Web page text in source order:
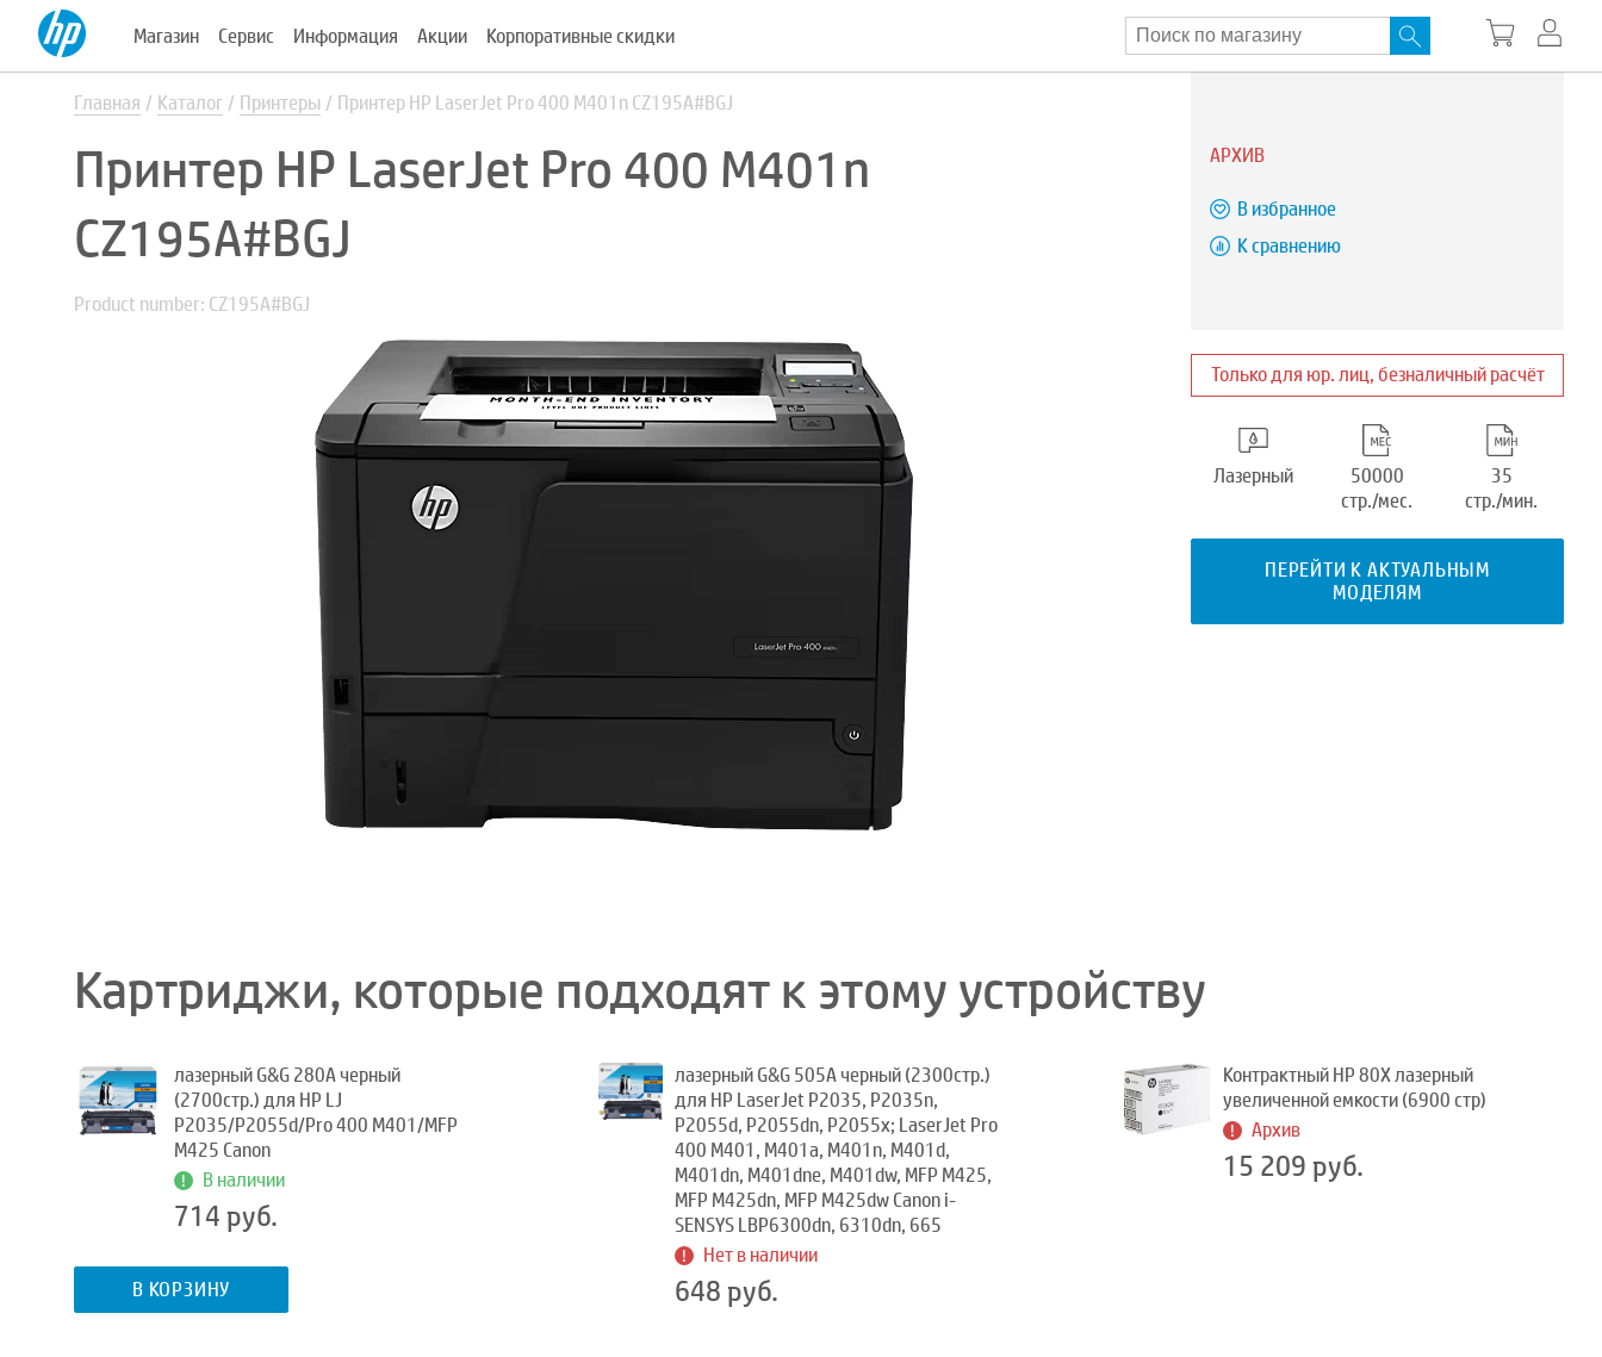
Магазин Сервис Информация Акции Корпоративные скидки
Главная Каталог Принтеры Принтер HP LaserJet Pro 400 M401n CZ195A#BGJ
Принтер HP LaserJet Pro 400 M401n
CZ195A#BGJ
Product number: CZ195A#BGJ
АРХИВ
В избранное
К сравнению
Только для юр. лиц, безналичный расчёт
Лазерный
50000
стр./мес.
35
стр./мин.
ПЕРЕЙТИ К АКТУАЛЬНЫМ
МОДЕЛЯМ
Картриджи, которые подходят к этому устройству
лазерный G&G 280A черный
(2700стр.) для HP LJ
P2035/P2055d/Pro 400 M401/MFP
M425 Canon
В наличии
714 руб.
В КОРЗИНУ
лазерный G&G 505A черный (2300стр.)
для HP LaserJet P2035, P2035n,
P2055d, P2055dn, P2055x; LaserJet Pro
400 M401, M401a, M401n, M401d,
M401dn, M401dne, M401dw, MFP M425,
MFP M425dn, MFP M425dw Canon i-
SENSYS LBP6300dn, 6310dn, 665
Нет в наличии
648 руб.
Контрактный HP 80X лазерный
увеличенной емкости (6900 стр)
Архив
15 209 руб.